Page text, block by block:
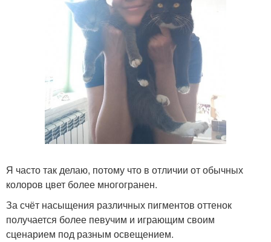
Я часто так делаю, потому что в отличии от обычных
колоров цвет более многогранен.
За счёт насыщения различных пигментов оттенок
получается более певучим и играющим своим
сценарием под разным освещением.